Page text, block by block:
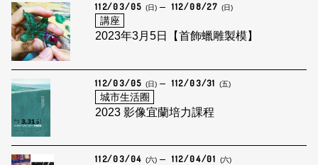
112/03/05 (日) 112/08/27 (日)
講座
2023年3月5日【首飾蠟雕製模】
112/03/05 (日) 112/03/31 (五)
城市生活圈
2023 影像宜蘭培力課程
112/03/04 (六) 112/04/01 (六)